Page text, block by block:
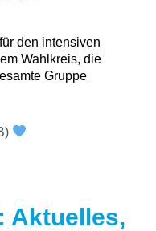
den intensiven
Wahlkreis, die
Gruppe
Aktuelles,